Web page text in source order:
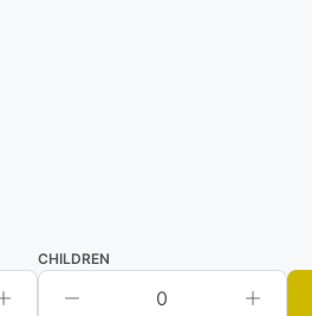
CHILDREN
0